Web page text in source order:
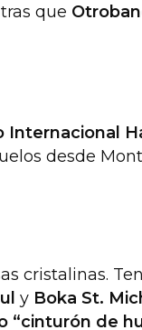
que
Internacional
desde
cristalinas.
y Boka St.
“cinturón de